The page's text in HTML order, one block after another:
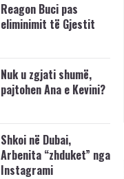
Reagon Buci pas
eliminimit të Gjestit
Nuk u zgjati shumë,
pajtohen Ana e Kevini?
Shkoi në Dubai,
Arbenita “zhduket” nga
Instagrami